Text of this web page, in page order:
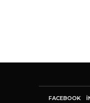
FACEBOOK